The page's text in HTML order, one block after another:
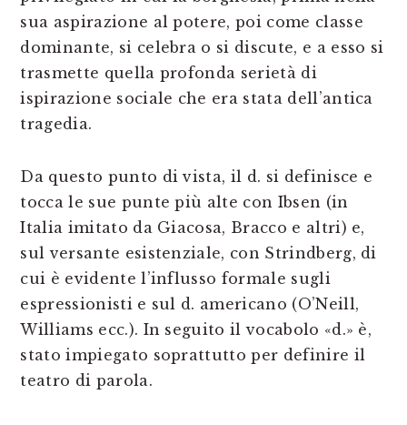
sua aspirazione al potere, poi come classe
dominante, si celebra o si discute, e a esso si
trasmette quella profonda serietà di
ispirazione sociale che era stata dell’antica
tragedia.
Da questo punto di vista, il d. si definisce e
tocca le sue punte più alte con Ibsen (in
Italia imitato da Giacosa, Bracco e altri) e,
sul versante esistenziale, con Strindberg, di
cui è evidente l’influsso formale sugli
espressionisti e sul d. americano (O’Neill,
Williams ecc.). In seguito il vocabolo «d.» è,
stato impiegato soprattutto per definire il
teatro di parola.